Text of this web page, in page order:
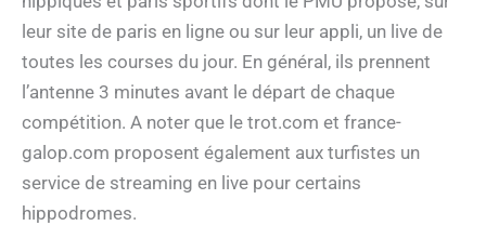
leur site de paris en ligne ou sur leur appli, un live de
toutes les courses du jour. En général, ils prennent
l’antenne 3 minutes avant le départ de chaque
compétition. A noter que le trot.com et france-
galop.com proposent également aux turfistes un
service de streaming en live pour certains
hippodromes.